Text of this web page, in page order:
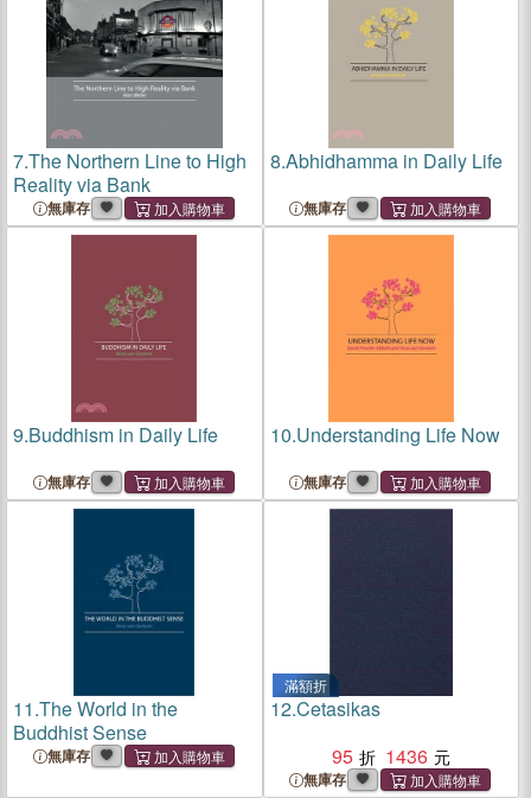
7.The Northern Line to High
Reality via Bank
無庫存
8.Abhidhamma in Daily Life
無庫存
9.Buddhism in Daily Life
無庫存
10.Understanding Life Now
無庫存
11.The World in the
Buddhist Sense
無庫存
滿額折
12.Cetasikas
95
1436
無庫存